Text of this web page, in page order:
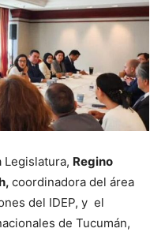
Regino
coordinadora del área
del IDEP, y el
de Tucumán,